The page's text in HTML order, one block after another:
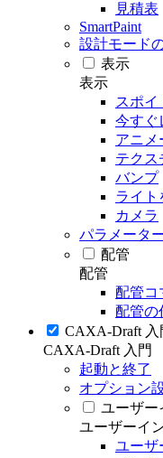
見積表
SmartPaint
設計モード
表示
表示
スポイ
今すぐ
アニメ
テクス
バンプ
ライト
カメラ
パラメータ
配管
配管
配管コ
配管の
CAXA-Draft 入
CAXA-Draft 入門
起動と終了
オプション
ユーザー
ユーザーイ
ユーザ